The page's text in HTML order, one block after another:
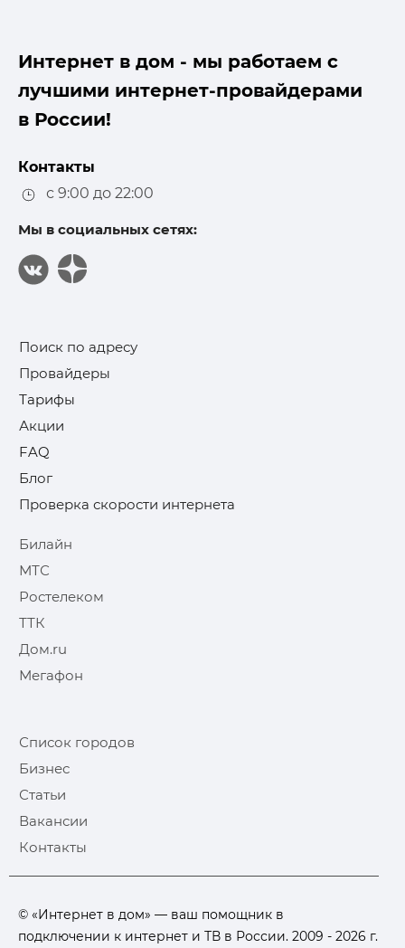
Интернет в дом - мы работаем с
лучшими интернет-провайдерами
в России!
Контакты
с 9:00 до 22:00
Мы в социальных сетях:
Поиск по адресу
Провайдеры
Тарифы
Акции
FAQ
Блог
Проверка скорости интернета
Билайн
МТС
Ростелеком
ТТК
Дом.ru
Мегафон
Список городов
Бизнес
Статьи
Вакансии
Контакты
© «Интернет в дом» — ваш помощник в
подключении к интернет и ТВ в России. 2009 - 2026 г.